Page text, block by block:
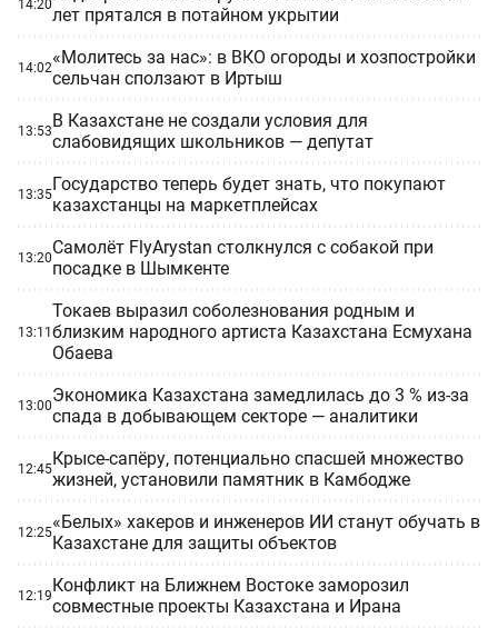
14:20лет прятался в потайном укрытии
14:02«Молитесь за нас»: в ВКО огороды и хозпостройки
сельчан сползают в Иртыш
13:53В Казахстане не создали условия для
слабовидящих школьников — депутат
13:35Государство теперь будет знать, что покупают
казахстанцы на маркетплейсах
13:20Самолёт FlyArystan столкнулся с собакой при
посадке в Шымкенте
13:11
Токаев выразил соболезнования родным и
близким народного артиста Казахстана Есмухана
Обаева
13:00Экономика Казахстана замедлилась до 3 % из-за
спада в добывающем секторе — аналитики
12:45Крысе-сапёру, потенциально спасшей множество
жизней, установили памятник в Камбодже
12:25«Белых» хакеров и инженеров ИИ станут обучать в
Казахстане для защиты объектов
12:19Конфликт на Ближнем Востоке заморозил
совместные проекты Казахстана и Ирана